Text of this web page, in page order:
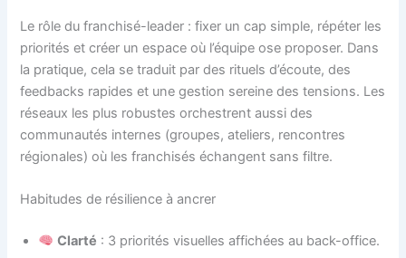
Le rôle du franchisé-leader : fixer un cap simple, répéter les
priorités et créer un espace où l’équipe ose proposer. Dans
la pratique, cela se traduit par des rituels d’écoute, des
feedbacks rapides et une gestion sereine des tensions. Les
réseaux les plus robustes orchestrent aussi des
communautés internes (groupes, ateliers, rencontres
régionales) où les franchisés échangent sans filtre.
Habitudes de résilience à ancrer
Clarté : 3 priorités visuelles affichées au back-office.